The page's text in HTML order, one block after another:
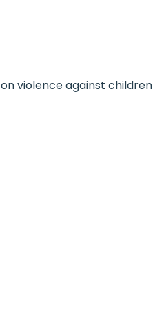
violence against children